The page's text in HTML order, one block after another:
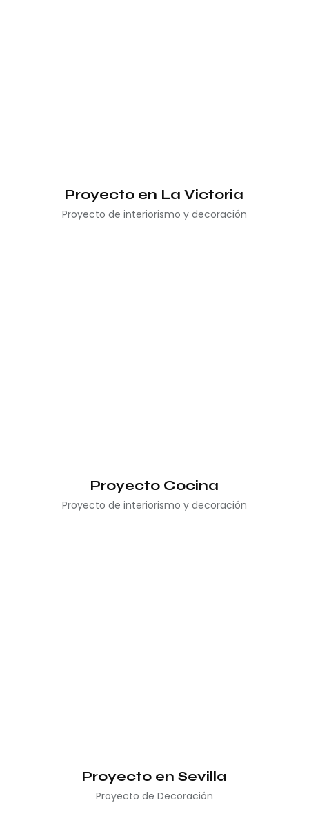
Proyecto en La Victoria
Proyecto de interiorismo y decoración
Proyecto Cocina
Proyecto de interiorismo y decoración
Proyecto en Sevilla
Proyecto de Decoración